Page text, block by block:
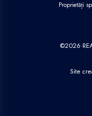
Proprietăți
©2026
Site